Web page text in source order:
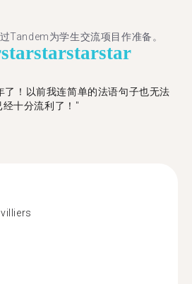
Tandem为学生交流项目作准备。
starstarstarstar
！以前我连简单的法语句子也无法
十分流利了！"